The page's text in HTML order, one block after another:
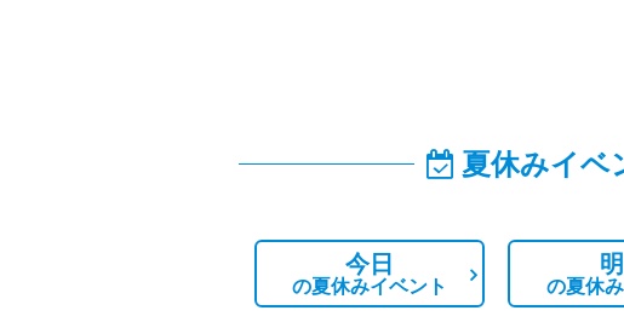
夏休みイベ
今日
の夏休みイベント の夏休